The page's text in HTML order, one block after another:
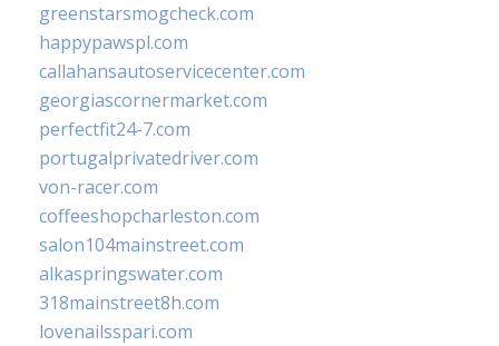
greenstarsmogcheck.com
happypawspl.com
callahansautoservicecenter.com
georgiascornermarket.com
perfectfit24-7.com
portugalprivatedriver.com
von-racer.com
coffeeshopcharleston.com
salon104mainstreet.com
alkaspringswater.com
318mainstreet8h.com
lovenailsspari.com